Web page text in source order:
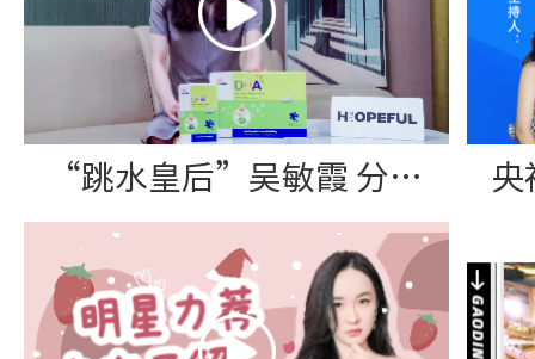
“跳水皇后”吴敏霞 分享纽派DHA藻油软胶囊